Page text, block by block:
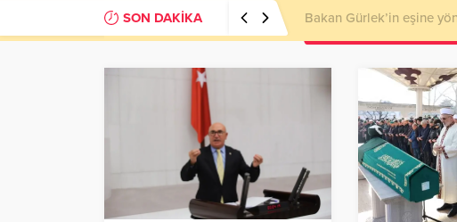
SON DAKİKA Ahbap Derneği’nde